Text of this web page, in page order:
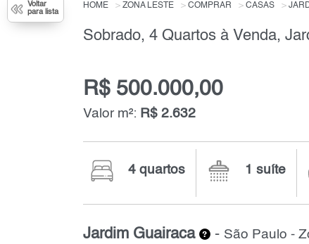
Voltar
para lista
HOME ZONA LESTE COMPRAR CASAS
R$ 500.000,00
Valor m²: R$ 2.632
4 quartos 1 suíte
Jardim Guairaca - São Paulo -